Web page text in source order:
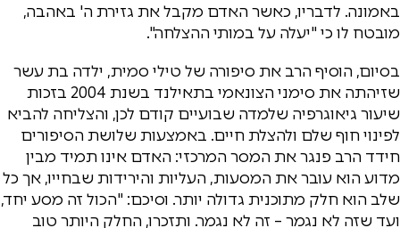
באמונה. לדבריו, כאשר האדם מקבל את גזירת ה' באהבה,
מובטח לו כי "יעלה על במותי ההצלחה".
בסיום, הוסיף הרב את סיפורה של טילי סמית, ילדה בת עשר
שזיהתה את סימני הצונאמי בתאילנד בשנת 2004 בזכות
שיעור גיאוגרפיה שלמדה שבועיים קודם לכן, והצליחה להביא
לפינוי חוף שלם ולהצלת חיים. באמצעות שלושת הסיפורים
חידד הרב פנגר את המסר המרכזי: האדם אינו תמיד מבין
מדוע הוא עובר את המסעות, העליות והירידות שבחייו, אך כל
שלב הוא חלק מתוכנית גדולה יותר. וסיכם: "הכול זה מסע יחד,
ועד שזה לא נגמר – זה לא נגמר. ותזכרו, החלק היותר טוב